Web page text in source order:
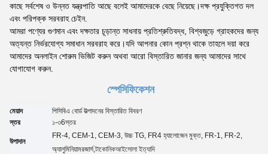
কাছে সর্বশেষ ও উন্নত যন্ত্রপাতি আছে বলেই আমাদেরকে বেছে নিয়েছে।দক্ষ প্রযুক্তিগত দল
এবং পরিপক্ক সরবরাহ চেইন.
আমরা পণ্যের গুণমান এবং দক্ষতার চূড়ান্ত সাধনায় প্রতিশ্রুতিবদ্ধ, বিশ্বজুড়ে গ্রাহকদের জন্য
অত্যন্ত নির্ভরযোগ্য সমাধান সরবরাহ করে।যদি আপনার কোন প্রশ্ন থাকে তাহলে দয়া করে
আমাদের অনলাইন শোরুম ভিজিট করুন অথবা আরো বিস্তারিত জানার জন্য আমাদের সাথে
যোগাযোগ করুন.
স্পেসিফিকেশন
মেয়াদ
পিসিবিএ বোর্ড উত্পাদনের বিস্তারিত বিবরণ
স্তর
১-৩6স্তর
উপাদান
FR-4, CEM-1, CEM-3, উচ্চ TG, FR4 হ্যালোজেন মুক্ত, FR-1, FR-2,
অ্যালুমিনিয়ামরজার্স,টাকোনিকআইসোলা ইত্যাদি